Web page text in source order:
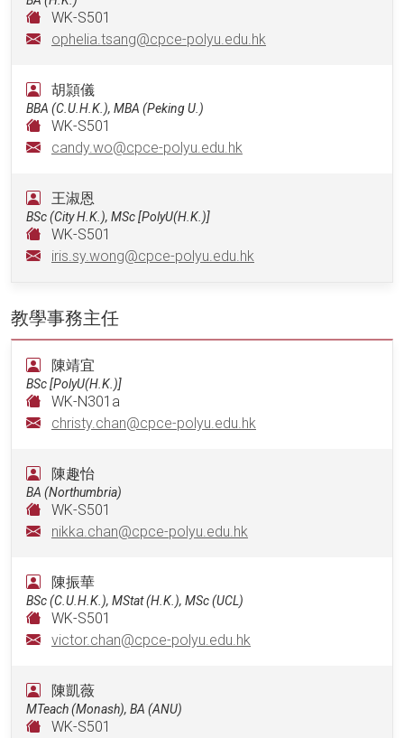
WK-S501
ophelia.tsang@cpce-polyu.edu.hk
胡頴儀
BBA (C.U.H.K.), MBA (Peking U.)
WK-S501
candy.wo@cpce-polyu.edu.hk
王淑恩
BSc (City H.K.), MSc [PolyU(H.K.)]
WK-S501
iris.sy.wong@cpce-polyu.edu.hk
教學事務主任
陳靖宜
BSc [PolyU(H.K.)]
WK-N301a
christy.chan@cpce-polyu.edu.hk
陳趣怡
BA (Northumbria)
WK-S501
nikka.chan@cpce-polyu.edu.hk
陳振華
BSc (C.U.H.K.), MStat (H.K.), MSc (UCL)
WK-S501
victor.chan@cpce-polyu.edu.hk
陳凱薇
MTeach (Monash), BA (ANU)
WK-S501